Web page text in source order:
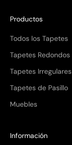
Productos
Todos los Tapetes
Tapetes Redondos
Tapetes Irregulares
Tapetes de Pasillo
Muebles
Información